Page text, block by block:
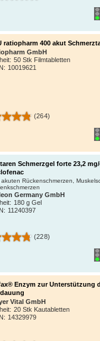
ratiopharm 400 akut
GmbH
50 Stk Filmtabletten
: 10019621
(264)
Schmerzgel forte 23,2
akuten Rückenschmerzen,
Germany GmbH
180 g Gel
: 11240397
(228)
Enzym zur Unterstützung
Vital GmbH
20 Stk Kautabletten
: 14329979